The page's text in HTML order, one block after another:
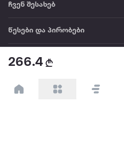
266.4
ჩვენ შესახებ
წესები და პირობები
პარტნიორებისთვის